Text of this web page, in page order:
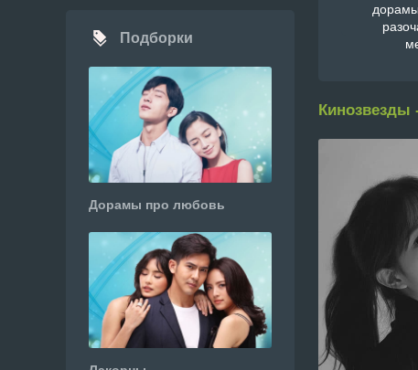
Подборки
Дорамы про любовь